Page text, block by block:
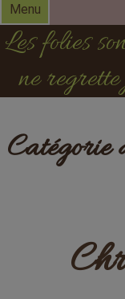
Menu
Les folies
ne
Catégorie